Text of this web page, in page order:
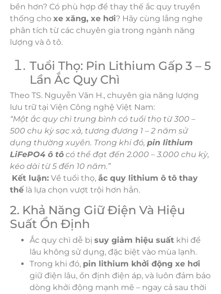
bền hơn? Có phù hợp để thay thế ắc quy truyền
thống cho xe xăng, xe hơi? Hãy cùng lắng nghe
phân tích từ các chuyên gia trong ngành năng
lượng và ô tô.
Tuổi Thọ: Pin Lithium Gấp 3 – 5
Lần Ắc Quy Chì
Theo TS. Nguyễn Văn H., chuyên gia năng lượng
lưu trữ tại Viện Công nghệ Việt Nam:
“Một ắc quy chì trung bình có tuổi thọ từ 300 –
500 chu kỳ sạc xả, tương đương 1 – 2 năm sử
dụng thường xuyên. Trong khi đó, pin lithium
LiFePO4 ô tô có thể đạt đến 2.000 – 3.000 chu kỳ,
kéo dài từ 5 đến 10 năm.”
Kết luận: Về tuổi thọ, ắc quy lithium ô tô thay
thế là lựa chọn vượt trội hơn hẳn.
2. Khả Năng Giữ Điện Và Hiệu
Suất Ổn Định
Ắc quy chì dễ bị suy giảm hiệu suất khi để
lâu không sử dụng, đặc biệt vào mùa lạnh.
Trong khi đó, pin lithium khởi động xe hơi
giữ điện lâu, ổn định điện áp, và luôn đảm bảo
dòng khởi động mạnh mẽ – ngay cả sau thời